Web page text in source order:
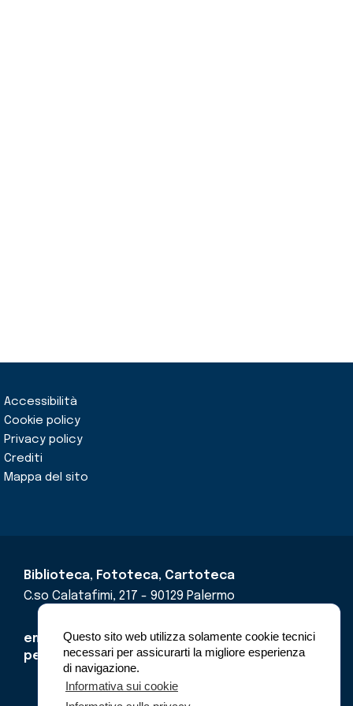
Questo sito web utilizza solamente cookie tecnici
necessari per assicurarti la migliore esperienza
di navigazione.
Informativa sui cookie
Accessibilità
Cookie policy
Privacy policy
Crediti
Mappa del sito
Biblioteca, Fototeca, Cartoteca
C.so Calatafimi, 217 - 90129 Palermo
email
cricd@regione.sicilia.it
pec
cricdsicilia@pec.it